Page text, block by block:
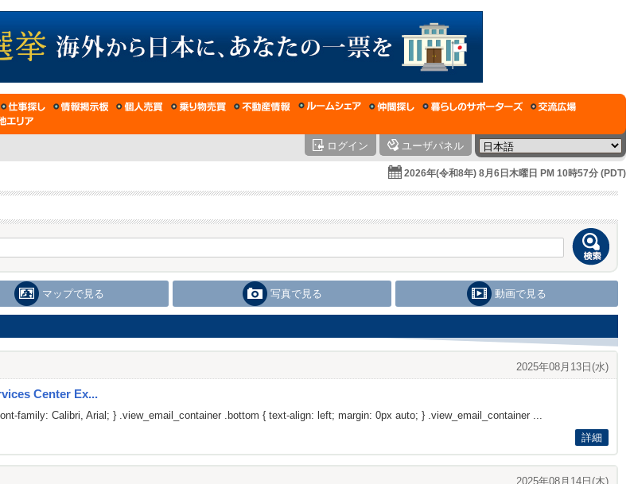
ログイン ユーザパネル
2026年(令和8年) 8月6日木曜日 PM 10時57分 (PDT)
マップで見る 写真で見る 動画で見る
2025年08月13日(水)
Center Ex...
family: Calibri, Arial; } .view_email_container .bottom { text-align: left; margin: 0px auto; } .view_email_container ...
詳細
2025年08月14日(木)